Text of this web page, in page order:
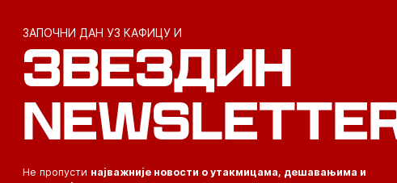
ЗАПОЧНИ ДАН УЗ КАФИЦУ И
ЗВЕЗДИН
Не пропусти најважније новости о утакмицама, дешавањима и